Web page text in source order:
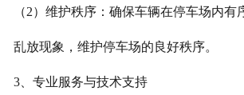
（2）维护秩序：确保车辆在停车场内有
乱放现象，维护停车场的良好秩序。
3、专业服务与技术支持